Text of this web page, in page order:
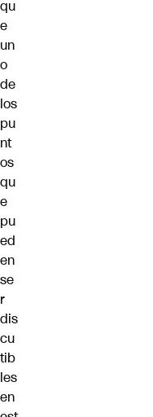
qu
e
un
o
de
los
pu
nt
os
qu
e
pu
ed
en
se
r
dis
cu
tib
les
en